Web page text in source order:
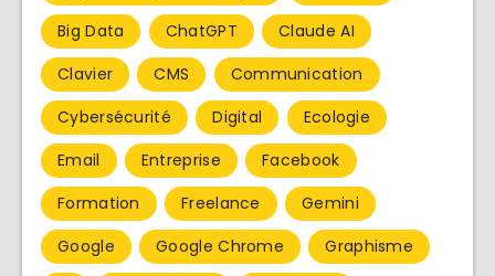
Big Data
ChatGPT
Claude AI
Clavier
CMS
Communication
Cybersécurité
Digital
Ecologie
Email
Entreprise
Facebook
Formation
Freelance
Gemini
Google
Google Chrome
Graphisme